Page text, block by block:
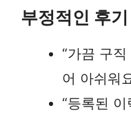
부정적인 후기
“가끔 구
어 아쉬워
“등록된